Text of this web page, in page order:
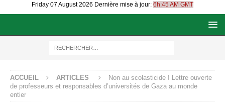
Friday 07 August 2026 Dernière mise à jour: 6h:45 AM GMT
ACCUEIL ARTICLES
Non au scolasticide ! Lettre ouverte
de professeurs et responsables d’universités de Gaza au monde
entier